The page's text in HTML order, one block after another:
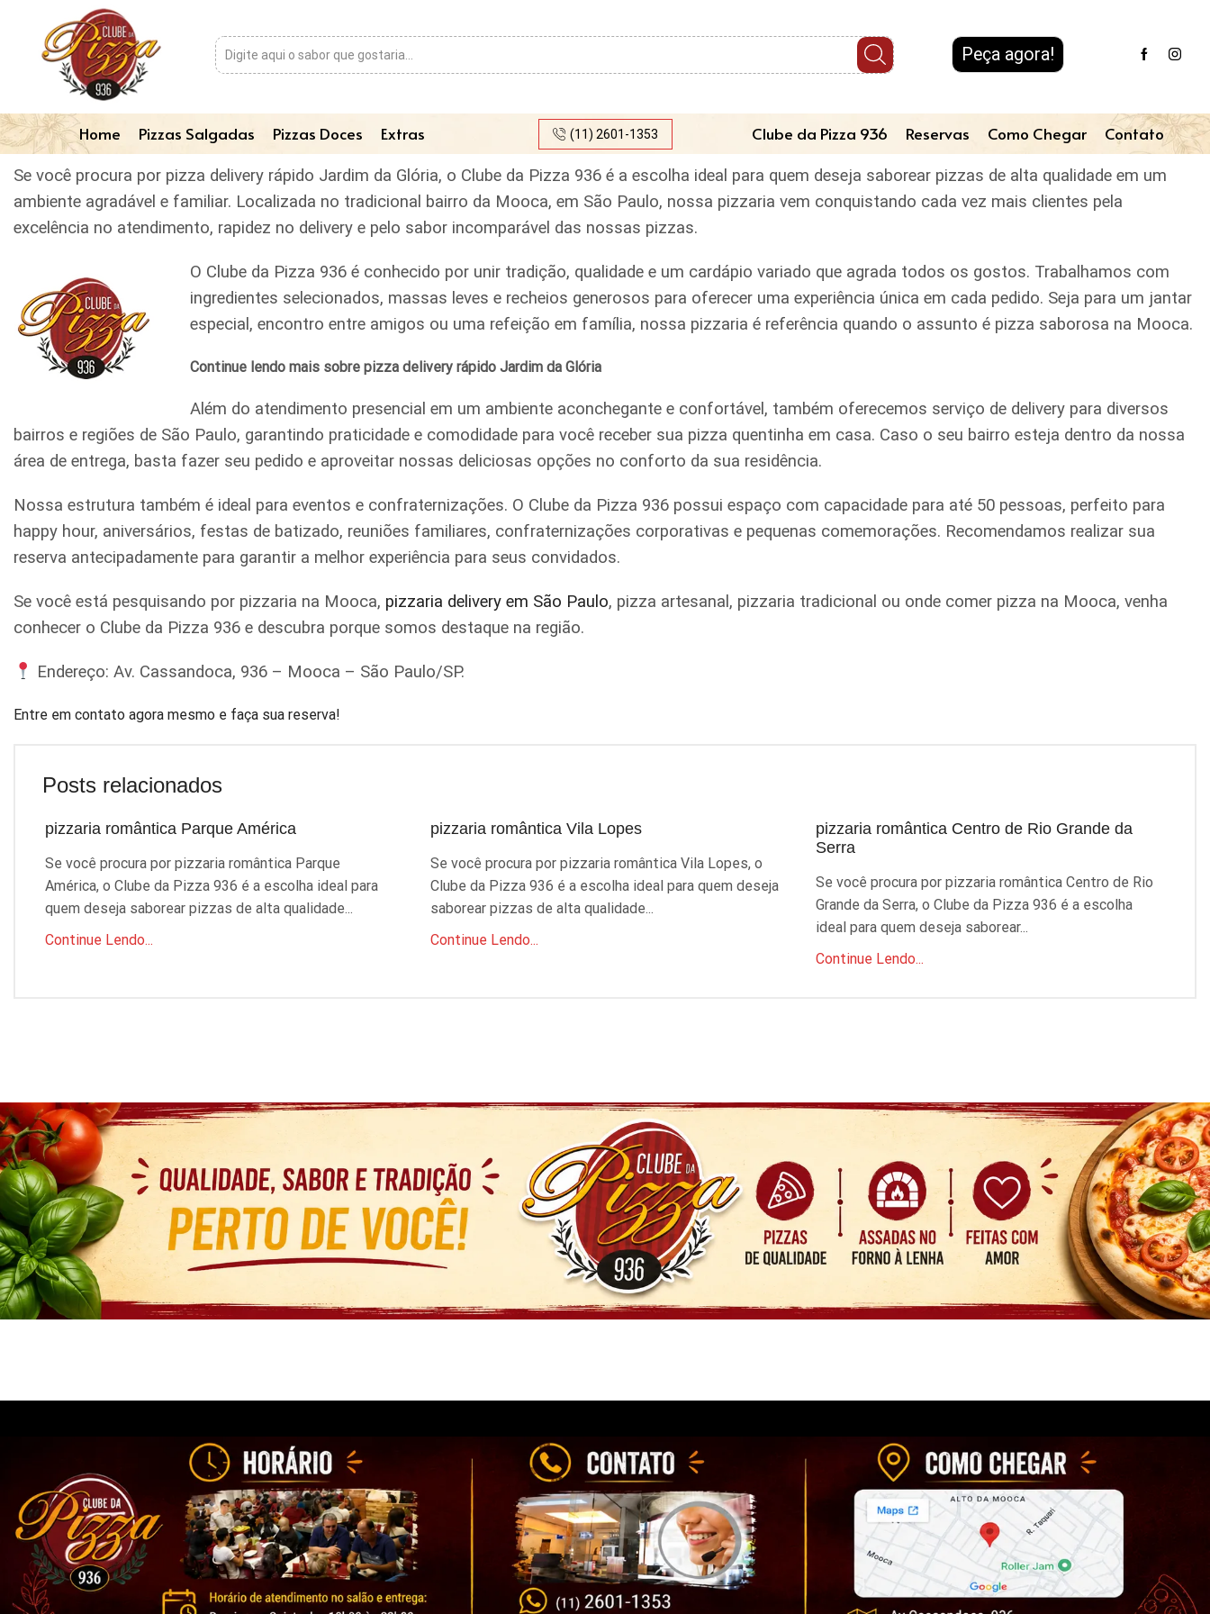
Peça agora!
Home Pizzas Salgadas Pizzas Doces Extras (11) 2601-1353 Clube da Pizza 936 Reservas Como Chegar Contato
Se você procura por pizza delivery rápido Jardim da Glória, o Clube da Pizza 936 é a escolha ideal para quem deseja saborear pizzas de alta qualidade em um
ambiente agradável e familiar. Localizada no tradicional bairro da Mooca, em São Paulo, nossa pizzaria vem conquistando cada vez mais clientes pela
excelência no atendimento, rapidez no delivery e pelo sabor incomparável das nossas pizzas.
O Clube da Pizza 936 é conhecido por unir tradição, qualidade e um cardápio variado que agrada todos os gostos. Trabalhamos com
ingredientes selecionados, massas leves e recheios generosos para oferecer uma experiência única em cada pedido. Seja para um jantar
especial, encontro entre amigos ou uma refeição em família, nossa pizzaria é referência quando o assunto é pizza saborosa na Mooca.
Continue lendo mais sobre pizza delivery rápido Jardim da Glória
Além do atendimento presencial em um ambiente aconchegante e confortável, também oferecemos serviço de delivery para diversos
bairros e regiões de São Paulo, garantindo praticidade e comodidade para você receber sua pizza quentinha em casa. Caso o seu bairro esteja dentro da nossa
área de entrega, basta fazer seu pedido e aproveitar nossas deliciosas opções no conforto da sua residência.
Nossa estrutura também é ideal para eventos e confraternizações. O Clube da Pizza 936 possui espaço com capacidade para até 50 pessoas, perfeito para
happy hour, aniversários, festas de batizado, reuniões familiares, confraternizações corporativas e pequenas comemorações. Recomendamos realizar sua
reserva antecipadamente para garantir a melhor experiência para seus convidados.
Se você está pesquisando por pizzaria na Mooca, pizzaria delivery em São Paulo, pizza artesanal, pizzaria tradicional ou onde comer pizza na Mooca, venha
conhecer o Clube da Pizza 936 e descubra porque somos destaque na região.
Endereço: Av. Cassandoca, 936 – Mooca – São Paulo/SP.
Entre em contato agora mesmo e faça sua reserva!
Posts relacionados
pizzaria romântica Parque América
Se você procura por pizzaria romântica Parque
América, o Clube da Pizza 936 é a escolha ideal para
quem deseja saborear pizzas de alta qualidade...
Continue Lendo...
pizzaria romântica Vila Lopes
Se você procura por pizzaria romântica Vila Lopes, o
Clube da Pizza 936 é a escolha ideal para quem deseja
saborear pizzas de alta qualidade...
Continue Lendo...
pizzaria romântica Centro de Rio Grande da
Serra
Se você procura por pizzaria romântica Centro de Rio
Grande da Serra, o Clube da Pizza 936 é a escolha
ideal para quem deseja saborear...
Continue Lendo...